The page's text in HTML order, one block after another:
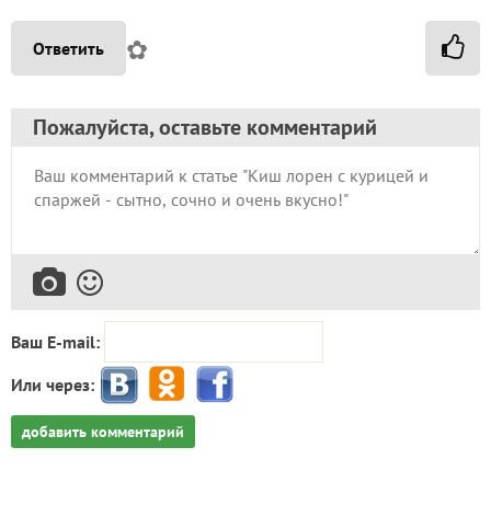
Ответить ✿
Пожалуйста, оставьте комментарий
Ваш E-mail:
Или через:
добавить комментарий